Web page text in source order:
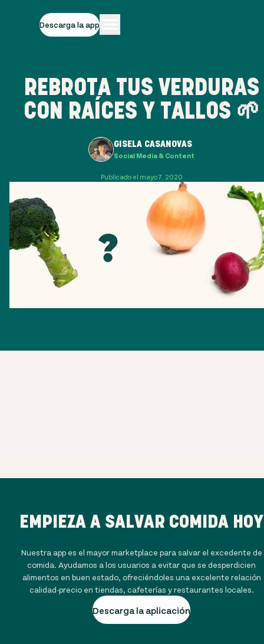
Descarga la app
REBROTA TUS VERDURAS
CON RAÍCES Y TALLOS 🌱
GISELA CASANOVAS
Social Media & Content
Publicado el mayo 7, 2020
EMPIEZA A SALVAR COMIDA HOY
Nuestra app es el mayor marketplace para salvar el excedente de
comida. Ayudamos a los usuarios a evitar que se desperdicien
alimentos en buen estado, ofreciéndoles una excelente relación
calidad-precio en tiendas, cafeterías y restaurantes locales.
Descarga la aplicación